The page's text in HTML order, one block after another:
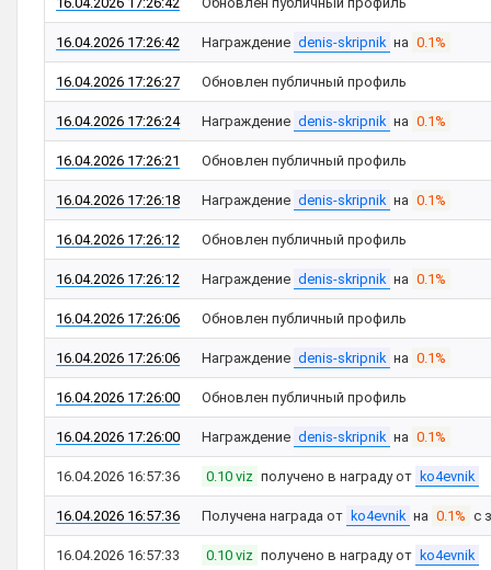
16.04.2026 17:26:42 Награждение denis-skripnik на 0.1%
16.04.2026 17:26:27 Обновлен публичный профиль
16.04.2026 17:26:24 Награждение denis-skripnik на 0.1%
16.04.2026 17:26:21 Обновлен публичный профиль
16.04.2026 17:26:18 Награждение denis-skripnik на 0.1%
16.04.2026 17:26:12 Обновлен публичный профиль
16.04.2026 17:26:12 Награждение denis-skripnik на 0.1%
16.04.2026 17:26:06 Обновлен публичный профиль
16.04.2026 17:26:06 Награждение denis-skripnik на 0.1%
16.04.2026 17:26:00 Обновлен публичный профиль
16.04.2026 17:26:00 Награждение denis-skripnik на 0.1%
16.04.2026 16:57:36 0.10 viz получено в награду от ko4evnik
16.04.2026 16:57:36 Получена награда от ko4evnik на 0.1% с
16.04.2026 16:57:33 0.10 viz получено в награду от ko4evnik